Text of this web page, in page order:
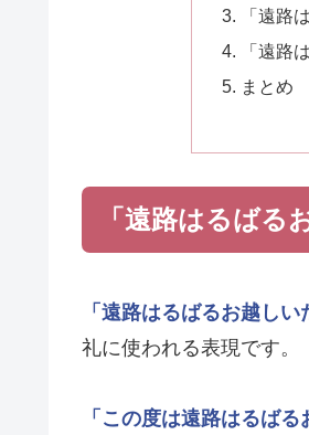
「遠路
「遠路
まとめ
「遠路はるばる
「遠路はるばるお越しい
礼に使われる表現です。
「この度は遠路はるば